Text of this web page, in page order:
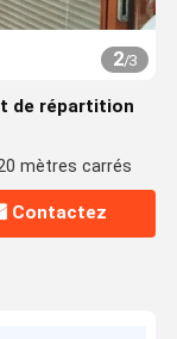
2/3
de répartition
mètres carrés
Contactez